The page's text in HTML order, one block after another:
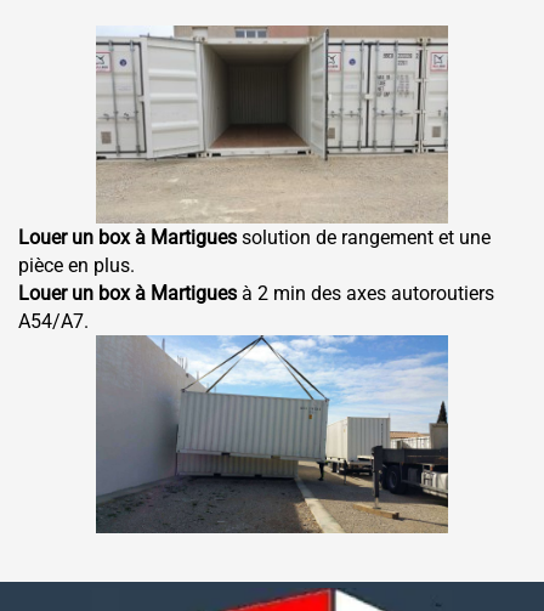
Louer un box à Martigues solution de rangement et une
pièce en plus.
Louer un box à Martigues à 2 min des axes autoroutiers
A54/A7.